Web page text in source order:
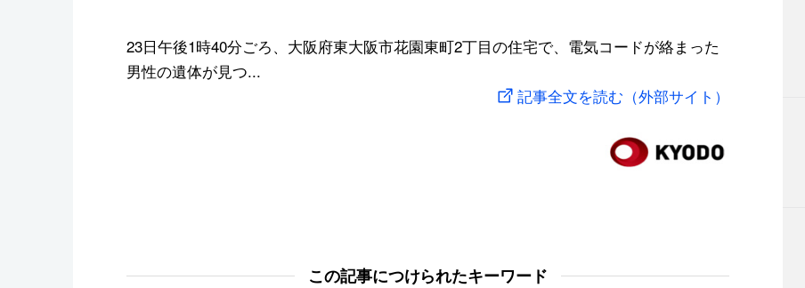
23日午後1時40分ごろ、大阪府東大阪市花園東町2丁目の住宅で、電気コードが絡まった
男性の遺体が見つ...
記事全文を読む（外部サイト）
この記事につけられたキーワード